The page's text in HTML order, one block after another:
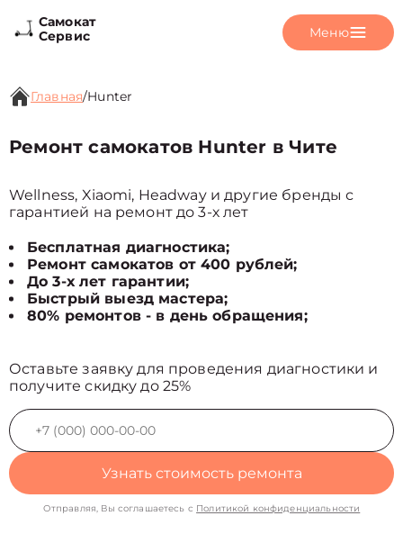
Самокат
Сервис
Меню
Главная/Hunter
Ремонт самокатов Hunter в Чите
Wellness, Xiaomi, Headway и другие бренды с
гарантией на ремонт до 3-х лет
Бесплатная диагностика;
Ремонт самокатов от 400 рублей;
До 3-х лет гарантии;
Быстрый выезд мастера;
80% ремонтов - в день обращения;
Оставьте заявку для проведения диагностики и
получите скидку до 25%
Узнать стоимость ремонта
Отправляя, Вы соглашаетесь с Политикой конфиденциальности